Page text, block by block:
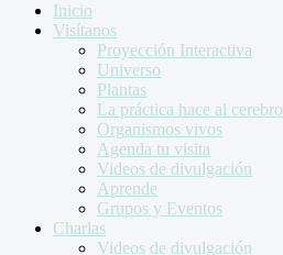
Inicio
Visítanos
Proyección Interactiva
Universo
Plantas
La práctica hace al cerebro
Organismos vivos
Agenda tu visita
Videos de divulgación
Aprende
Grupos y Eventos
Charlas
Videos de divulgación